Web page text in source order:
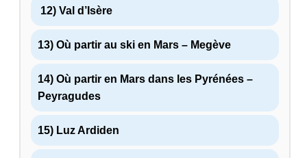
12) Val d’Isère
13) Où partir au ski en Mars – Megève
14) Où partir en Mars dans les Pyrénées –
Peyragudes
15) Luz Ardiden